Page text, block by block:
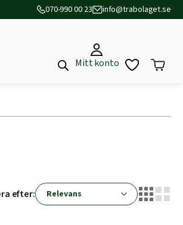
070-990 00 23 info@trabolaget.se
Mitt konto
efter: